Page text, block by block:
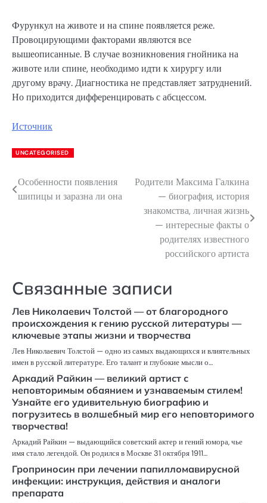
Фурункул на животе и на спине появляется реже.
Провоцирующими факторами являются все
вышеописанные. В случае возникновения гнойника на
животе или спине, необходимо идти к хирургу или
другому врачу. Диагностика не представляет затруднений.
Но приходится дифференцировать с абсцессом.
Источник
UNCATEGORISED
Навигация
Особенности появления
шипицы и заразна ли она
Родители Максима Галкина
— биография, история
знакомства, личная жизнь
— интересные факты о
родителях известного
российского артиста
Связанные записи
Лев Николаевич Толстой — от благородного
происхождения к гению русской литературы —
ключевые этапы жизни и творчества
Лев Николаевич Толстой — одно из самых выдающихся и влиятельных
имен в русской литературе. Его талант и глубокие мысли о…
Аркадий Райкин — великий артист с
неповторимым обаянием и узнаваемым стилем!
Узнайте его удивительную биографию и
погрузитесь в волшебный мир его неповторимого
творчества!
Аркадий Райкин — выдающийся советский актер и гений юмора, чье
имя стало легендой. Он родился в Москве 31 октября 1911…
Гроприносин при лечении папилломавирусной
инфекции: инструкция, действия и аналоги
препарата